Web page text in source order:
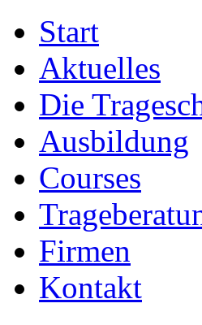
Start
Aktuelles
Die
Ausbildung
Courses
Firmen
Kontakt